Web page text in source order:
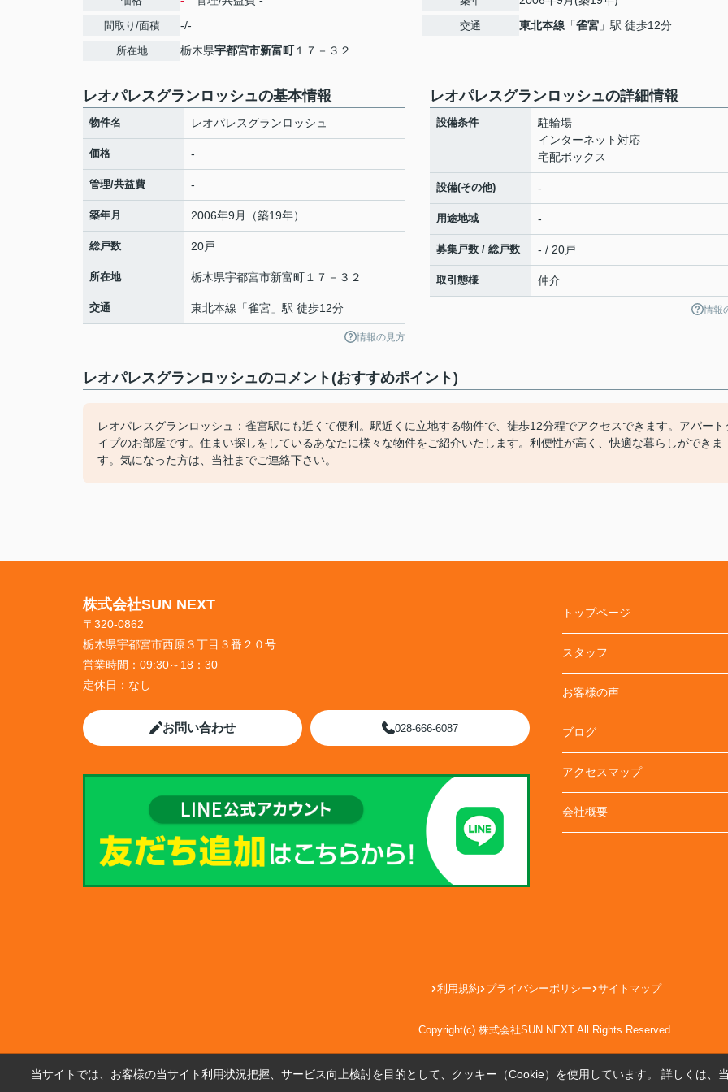
間取り/面積 -/-
所在地 栃木県宇都宮市新富町１７－３２
交通 東北本線 「雀宮 」駅 徒歩12分
レオパレスグランロッシュの基本情報
物件名 レオパレスグランロッシュ
価格 -
管理/共益費 -
築年月 2006年9月（築19年）
総戸数 20戸
所在地 栃木県宇都宮市新富町 １７－３２
交通 東北本線 「雀宮 」駅 徒歩12分
情報の見方
レオパレスグランロッシュの詳細情報
設備条件
駐輪場
インターネット対応
宅配ボックス
設備(その他) -
用途地域 -
募集戸数 / 総戸数 - / 20戸
取引態様 仲介
情報
レオパレスグランロッシュのコメント(おすすめポイント)
レオパレスグランロッシュ：雀宮駅にも近くて便利。駅近くに立地する物件で、徒歩12分程でアクセスできます。アパート
イプのお部屋です。住まい探しをしているあなたに様々な物件をご紹介いたします。利便性が高く、快適な暮らしができま
す。気になった方は、当社までご連絡下さい。
株式会社SUN NEXT
〒320-0862
栃木県宇都宮市西原３丁目３番２０号
営業時間： 09:30～18：30
定休日： なし
お問い合わせ 028-666-6087
トップページ
スタッフ
お客様の声
ブログ
アクセスマップ
会社概要
利用規約 プライバシーポリシー サイトマップ
Copyright(c) 株式会社SUN NEXT All Rights Reserved.
当サイトでは、お客様の当サイト利用状況把握、サービス向上検討を目的として、クッキー（Cookie）を使用しています。 詳しくは、